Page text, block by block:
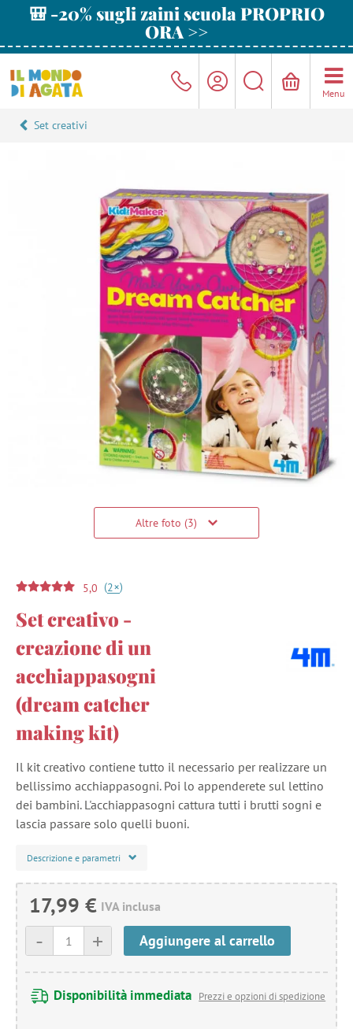
🎒 -20% sugli zaini scuola PROPRIO
ORA >>
Menu
Set creativi
Altre foto (3)
5,0 (2+)
Set creativo -
creazione di un
acchiappasogni
(dream catcher
making kit)
Il kit creativo contiene tutto il necessario per realizzare un
bellissimo acchiappasogni. Poi lo appenderete sul lettino
dei bambini. L'acchiappasogni cattura tutti i brutti sogni e
lascia passare solo quelli buoni.
Descrizione e parametri
17,99 € IVA inclusa
+
- Aggiungere al carrello
Disponibilità immediata Prezzi e opzioni di spedizione